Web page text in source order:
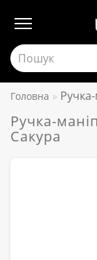
Головна
Ручка-
Сакура